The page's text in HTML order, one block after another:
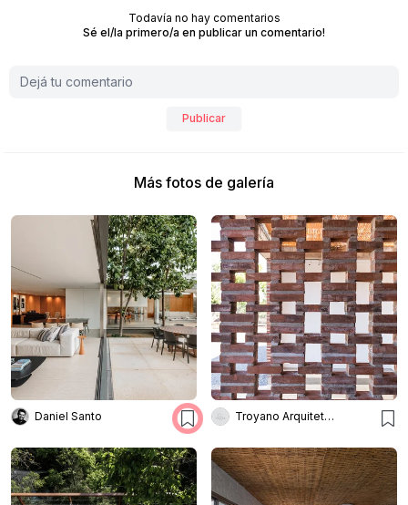
Todavía no hay comentarios
Sé el/la primero/a en publicar un comentario!
Publicar
Más fotos de galería
Daniel Santo Troyano Arquitetura